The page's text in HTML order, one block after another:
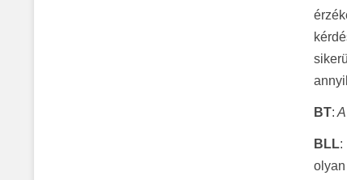
BT:
BLL: